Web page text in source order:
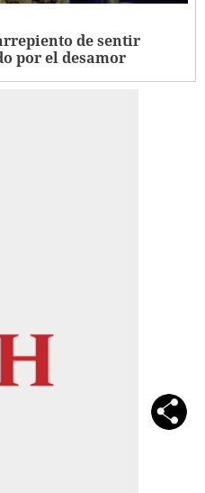
de sentir
por el desamor